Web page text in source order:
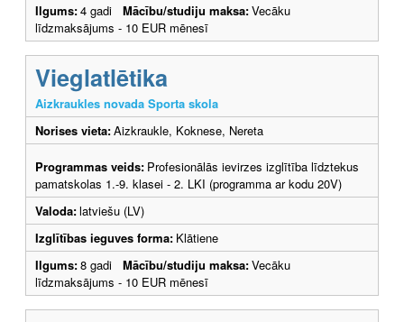
Ilgums:4 gadi Mācību/studiju maksa:Vecāku
līdzmaksājums - 10 EUR mēnesī
Vieglatlētika
Aizkraukles novada Sporta skola
Norises vieta:Aizkraukle, Koknese, Nereta
Programmas veids: Profesionālās ievirzes izglītība līdztekus
pamatskolas 1.-9. klasei - 2. LKI (programma ar kodu 20V)
Valoda:latviešu (LV)
Izglītības ieguves forma: Klātiene
Ilgums:8 gadi Mācību/studiju maksa:Vecāku
līdzmaksājums - 10 EUR mēnesī